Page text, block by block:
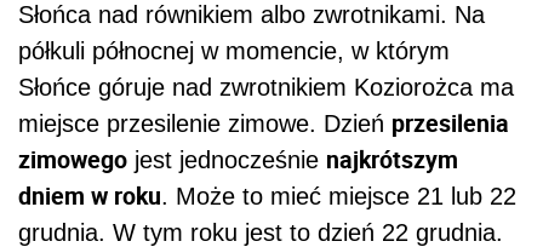
Słońca nad równikiem albo zwrotnikami. Na
półkuli północnej w momencie, w którym
Słońce góruje nad zwrotnikiem Koziorożca ma
miejsce przesilenie zimowe. Dzień przesilenia
zimowego jest jednocześnie najkrótszym
dniem w roku. Może to mieć miejsce 21 lub 22
grudnia. W tym roku jest to dzień 22 grudnia.